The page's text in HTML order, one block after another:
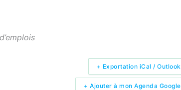
+ Ajouter à mon Agenda Google
+ Exportation iCal / Outlook